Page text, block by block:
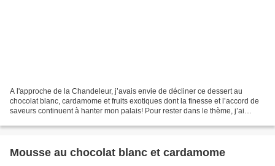
A l'approche de la Chandeleur, j’avais envie de décliner ce dessert au
chocolat blanc, cardamome et fruits exotiques dont la finesse et l’accord de
saveurs continuent à hanter mon palais! Pour rester dans le thème, j’ai
Mousse au chocolat blanc et cardamome